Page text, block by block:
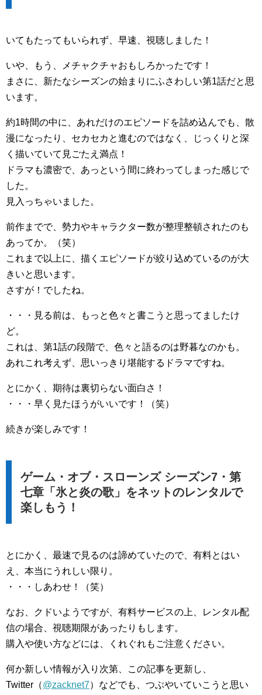
いてもたってもいられず、早速、視聴しました！
いや、もう、メチャクチャおもしろかったです！
まさに、新たなシーズンの始まりにふさわしい第1話だと思
います。
約1時間の中に、あれだけのエピソードを詰め込んでも、散
漫になったり、セカセカと進むのではなく、じっくりと深
く描いていて見ごたえ満点！
ドラマも濃密で、あっという間に終わってしまった感じで
した。
見入っちゃいました。
前作までで、勢力やキャラクター数が整理整頓されたのも
あってか。（笑）
これまで以上に、描くエピソードが絞り込めているのが大
きいと思います。
さすが！でしたね。
・・・見る前は、もっと色々と書こうと思ってましたけ
ど。
これは、第1話の段階で、色々と語るのは野暮なのかも。
あれこれ考えず、思いっきり堪能するドラマですね。
とにかく、期待は裏切らない面白さ！
・・・早く見たほうがいいです！（笑）
続きが楽しみです！
ゲーム・オブ・スローンズ シーズン7・第
七章「氷と炎の歌」をネットのレンタルで
楽しもう！
とにかく、最速で見るのは諦めていたので、有料とはい
え、本当にうれしい限り。
・・・しあわせ！（笑）
なお、クドいようですが、有料サービスの上、レンタル配
信の場合、視聴期限があったりもします。
購入や使い方などには、くれぐれもご注意ください。
何か新しい情報が入り次第、この記事を更新し、
Twitter（@zacknet7）などでも、つぶやいていこうと思い